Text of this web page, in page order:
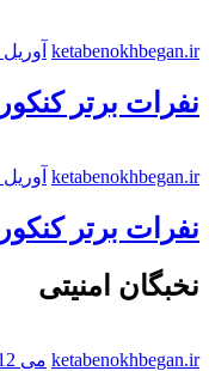
ketabenokhbegan.ir آوریل 28, 2021
نفرات برتر
ketabenokhbegan.ir آوریل 21, 2021
نفرات برتر
نخبگان امنیتی
ketabenokhbegan.ir می 12, 2021